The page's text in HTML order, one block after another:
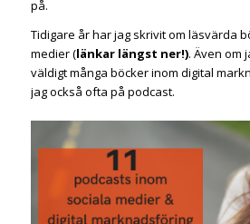
på.
Tidigare år har jag skrivit om läsvärda
medier (länkar längst ner!). Även om
väldigt många böcker inom digital
jag också ofta på podcast.